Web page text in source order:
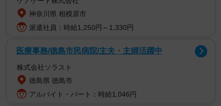
が挙げられます。
厚生労働省の「みんなのメンタルヘルス総合サイト」によ
ると、摂食障害とは、「食事に関連した行動の異常が続
き、体重や体型のとらえ方などを中心に、心と体の両方に
影響が及ぶ病気」で、医療機関にかかっている患者さんは
年間約21万人に上るそうです。冒頭の患者さんの場合、特
に上顎の前歯の裏側が薄くなっていたことから、食べては
神奈川県 相模原市
派遣社員：時給1,250円～1,330円
医療事務/徳島市民病院/主夫・主婦活躍中
株式会社ソラスト
徳島県 徳島市
アルバイト・パート：時給1,046円